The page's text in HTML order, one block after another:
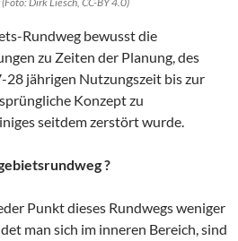
Rundweg bewusst die
zu Zeiten der Planung, des
28 jährigen Nutzungszeit bis zur
Konzept zu
seitdem zerstört wurde.
?
Punkt dieses Rundwegs weniger
man sich im inneren Bereich, sind